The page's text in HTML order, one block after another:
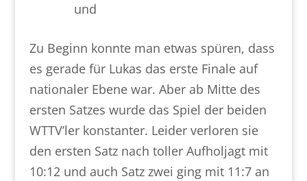
und
Zu Beginn konnte man etwas spüren, dass
es gerade für Lukas das erste Finale auf
nationaler Ebene war. Aber ab Mitte des
ersten Satzes wurde das Spiel der beiden
WTTV’ler konstanter. Leider verloren sie
den ersten Satz nach toller Aufholjagt mit
10:12 und auch Satz zwei ging mit 11:7 an